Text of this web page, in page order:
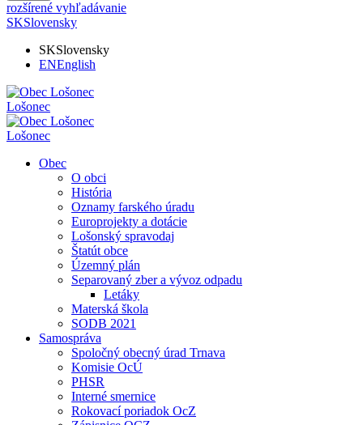
rozšírené vyhľadávanie
SKSlovensky
SKSlovensky
ENEnglish
Lošonec
Lošonec
Obec
O obci
História
Oznamy farského úradu
Europrojekty a dotácie
Lošonský spravodaj
Štatút obce
Územný plán
Separovaný zber a vývoz odpadu
Letáky
Materská škola
SODB 2021
Samospráva
Spoločný obecný úrad Trnava
Komisie OcÚ
PHSR
Interné smernice
Rokovací poriadok OcZ